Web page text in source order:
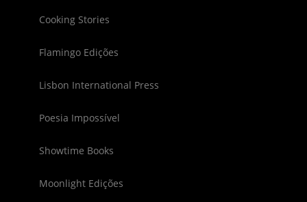
Cooking Stories
Flamingo Edições
Lisbon International Press
Poesia Impossível
Showtime Books
Moonlight Edições